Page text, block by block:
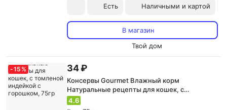
Есть Наличными и картой
В магазин
Твой дом
-15 % 34 ₽
Консервы Gourmet Влажный корм
Натуральные рецепты для кошек, с
томленой индейкой с горошком, 75гр
4.6